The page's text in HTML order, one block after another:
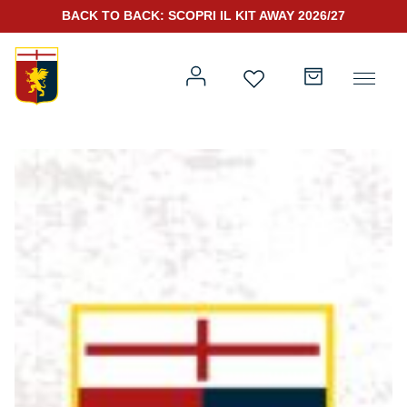
Prima squadra
Genoa for Special
Rappresentanza
Kit Gara 25/26
BACK TO BACK: SCOPRI IL KIT AWAY 2026/27